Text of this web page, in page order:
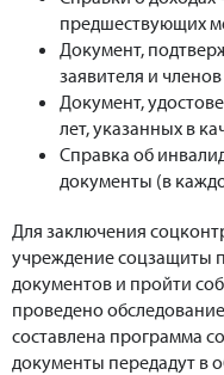
предшествующих
Документ,
заявителя и
Документ,
лет, указанных в
Справка об
документы (в
Для заключения
учреждение соцзащиты
документов и пройти
проведено
составлена программа
документы передадут в